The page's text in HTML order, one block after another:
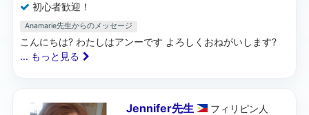
初心者歓迎！
Anamarie先生からのメッセージ
こんにちは? わたしはアンーです よろしくおねがいします?
... もっと見る
Jennifer先生 フィリピン 人